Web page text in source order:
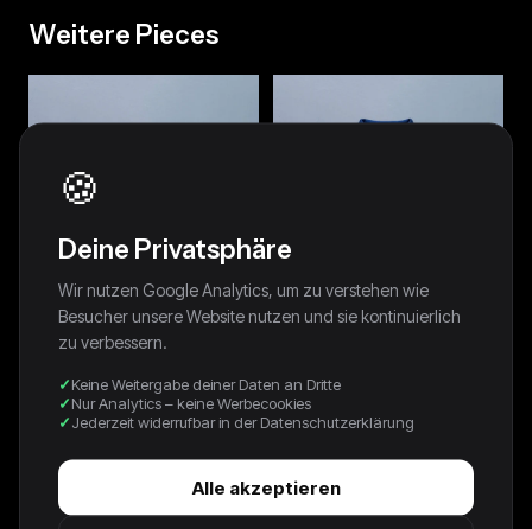
Weitere Pieces
Nike Vintage T-Shirt | S
42,00 €
Polo Ralph Lauren *PREMIUM*
Vintage Polo-Shirt | L
🍪
Deine Privatsphäre
Wir nutzen Google Analytics, um zu verstehen wie
Besucher unsere Website nutzen und sie kontinuierlich
zu verbessern.
Keine Weitergabe deiner Daten an Dritte
Nur Analytics – keine Werbecookies
Jederzeit widerrufbar in der Datenschutzerklärung
Alle akzeptieren